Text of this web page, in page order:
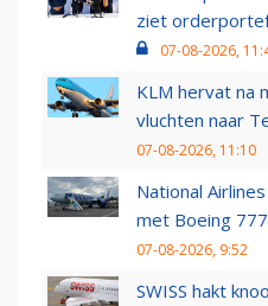
ziet
07-08-2026,
KLM hervat na
vluchten naar
07-08-2026, 11:10
National
met Boeing
07-08-2026, 9:52
SWISS hakt